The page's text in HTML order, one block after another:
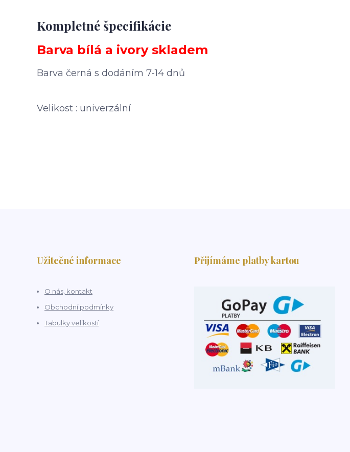
Kompletné špecifikácie
Barva bílá a ivory skladem
Barva černá s dodáním 7-14 dnů
Velikost : univerzální
Užitečné informace
O nás, kontakt
Obchodní podmínky
Tabulky velikostí
Přijímáme platby kartou